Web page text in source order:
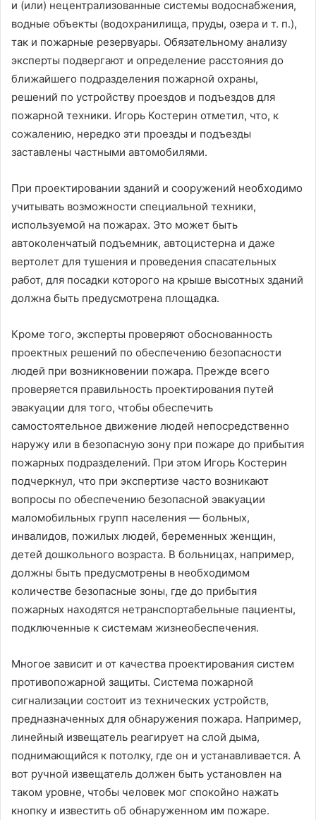
и (или) нецентрализованные системы водоснабжения,
водные объекты (водохранилища, пруды, озера и т. п.),
так и пожарные резервуары. Обязательному анализу
эксперты подвергают и определение расстояния до
ближайшего подразделения пожарной охраны,
решений по устройству проездов и подъездов для
пожарной техники. Игорь Костерин отметил, что, к
сожалению, нередко эти проезды и подъезды
заставлены частными автомобилями.
При проектировании зданий и сооружений необходимо
учитывать возможности специальной техники,
используемой на пожарах. Это может быть
автоколенчатый подъемник, автоцистерна и даже
вертолет для тушения и проведения спасательных
работ, для посадки которого на крыше высотных зданий
должна быть предусмотрена площадка.
Кроме того, эксперты проверяют обоснованность
проектных решений по обеспечению безопасности
людей при возникновении пожара. Прежде всего
проверяется правильность проектирования путей
эвакуации для того, чтобы обеспечить
самостоятельное движение людей непосредственно
наружу или в безопасную зону при пожаре до прибытия
пожарных подразделений. При этом Игорь Костерин
подчеркнул, что при экспертизе часто возникают
вопросы по обеспечению безопасной эвакуации
маломобильных групп населения — больных,
инвалидов, пожилых людей, беременных женщин,
детей дошкольного возраста. В больницах, например,
должны быть предусмотрены в необходимом
количестве безопасные зоны, где до прибытия
пожарных находятся нетранспортабельные пациенты,
подключенные к системам жизнеобеспечения.
Многое зависит и от качества проектирования систем
противопожарной защиты. Система пожарной
сигнализации состоит из технических устройств,
предназначенных для обнаружения пожара. Например,
линейный извещатель реагирует на слой дыма,
поднимающийся к потолку, где он и устанавливается. А
вот ручной извещатель должен быть установлен на
таком уровне, чтобы человек мог спокойно нажать
кнопку и известить об обнаруженном им пожаре.